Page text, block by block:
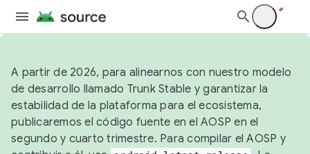
A partir de 2026, para alinearnos con nuestro modelo
de desarrollo llamado Trunk Stable y garantizar la
estabilidad de la plataforma para el ecosistema,
publicaremos el código fuente en el AOSP en el
segundo y cuarto trimestre. Para compilar el AOSP y